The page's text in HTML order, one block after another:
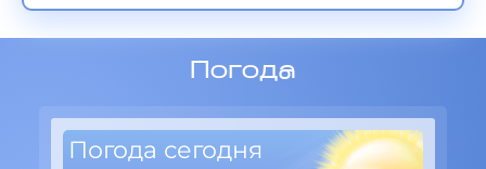
Погода
Погода сегодня